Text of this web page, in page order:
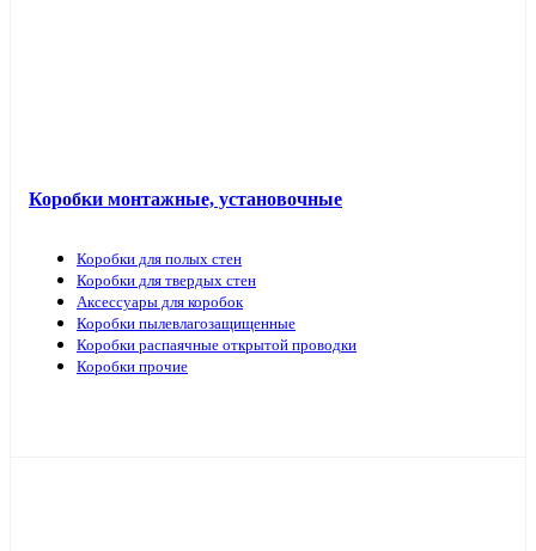
Коробки монтажные, установочные
Коробки для полых стен
Коробки для твердых стен
Аксессуары для коробок
Коробки пылевлагозащищенные
Коробки распаячные открытой проводки
Коробки прочие